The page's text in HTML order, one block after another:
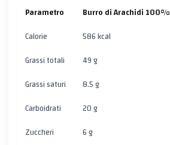
Parametro Burro di Arachidi 100%
Calorie
586 kcal
Grassi totali
49 g
Grassi saturi
8.5 g
Carboidrati
20 g
Zuccheri
6 g